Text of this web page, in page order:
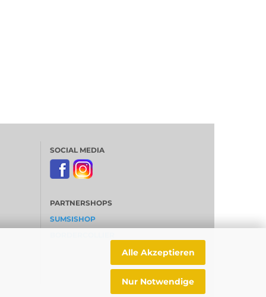
Alle Akzeptieren
Nur Notwendige
SOCIAL MEDIA
PARTNERSHOPS
SUMSISHOP